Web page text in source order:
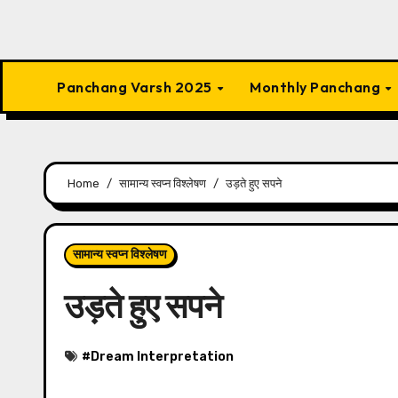
Panchang Varsh 2025 Monthly Panchang
Home सामान्य स्वप्न विश्लेषण उड़ते हुए सपने
सामान्य स्वप्न विश्लेषण
उड़ते हुए सपने
# Dream Interpretation